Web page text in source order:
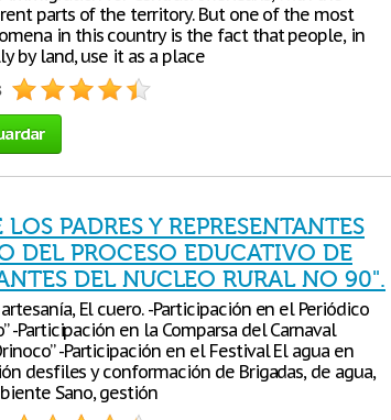
parts of the territory. But one of the most
in this country is the fact that people, in
by land, use it as a place
PADRES Y REPRESENTANTES
DEL PROCESO EDUCATIVO DE
DEL NUCLEO RURAL NO 90".
El cuero. -Participación en el Periódico
-Participación en la Comparsa del Carnaval
-Participación en el Festival El agua en
desfiles y conformación de Brigadas, de agua,
Sano, gestión